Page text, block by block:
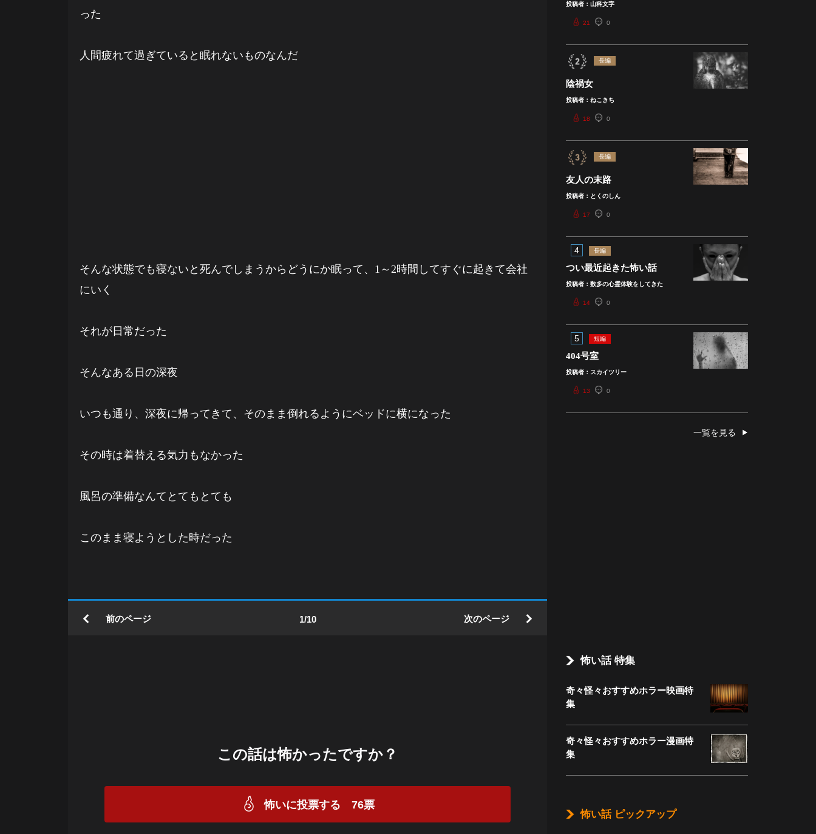
投稿者：山科文字
21 0
長編
陰禍女
投稿者：ねこきち
18 0
長編
友人の末路
投稿者：とくのしん
17 0
4 長編
つい最近起きた怖い話
投稿者：数多の心霊体験をしてきた
14 0
5 短編
404号室
投稿者：スカイツリー
13 0
一覧を見る
怖い話 特集
奇々怪々おすすめホラー映画特
集
奇々怪々おすすめホラー漫画特
集
怖い話 ピックアップ
った
人間疲れて過ぎていると眠れないものなんだ
そんな状態でも寝ないと死んでしまうからどうにか眠って、1～2時間してすぐに起きて会社
にいく
それが日常だった
そんなある日の深夜
いつも通り、深夜に帰ってきて、そのまま倒れるようにベッドに横になった
その時は着替える気力もなかった
風呂の準備なんてとてもとても
このまま寝ようとした時だった
前のページ 次のページ
1/10
この話は怖かったですか？
怖いに投票する 76票